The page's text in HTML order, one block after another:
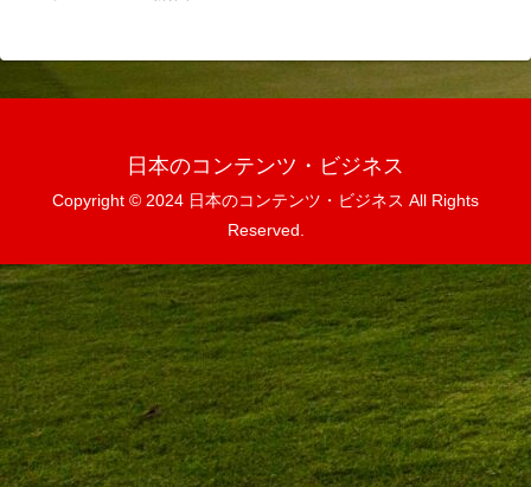
日本のコンテンツ・ビジネス
Copyright © 2024 日本のコンテンツ・ビジネス All Rights
Reserved.